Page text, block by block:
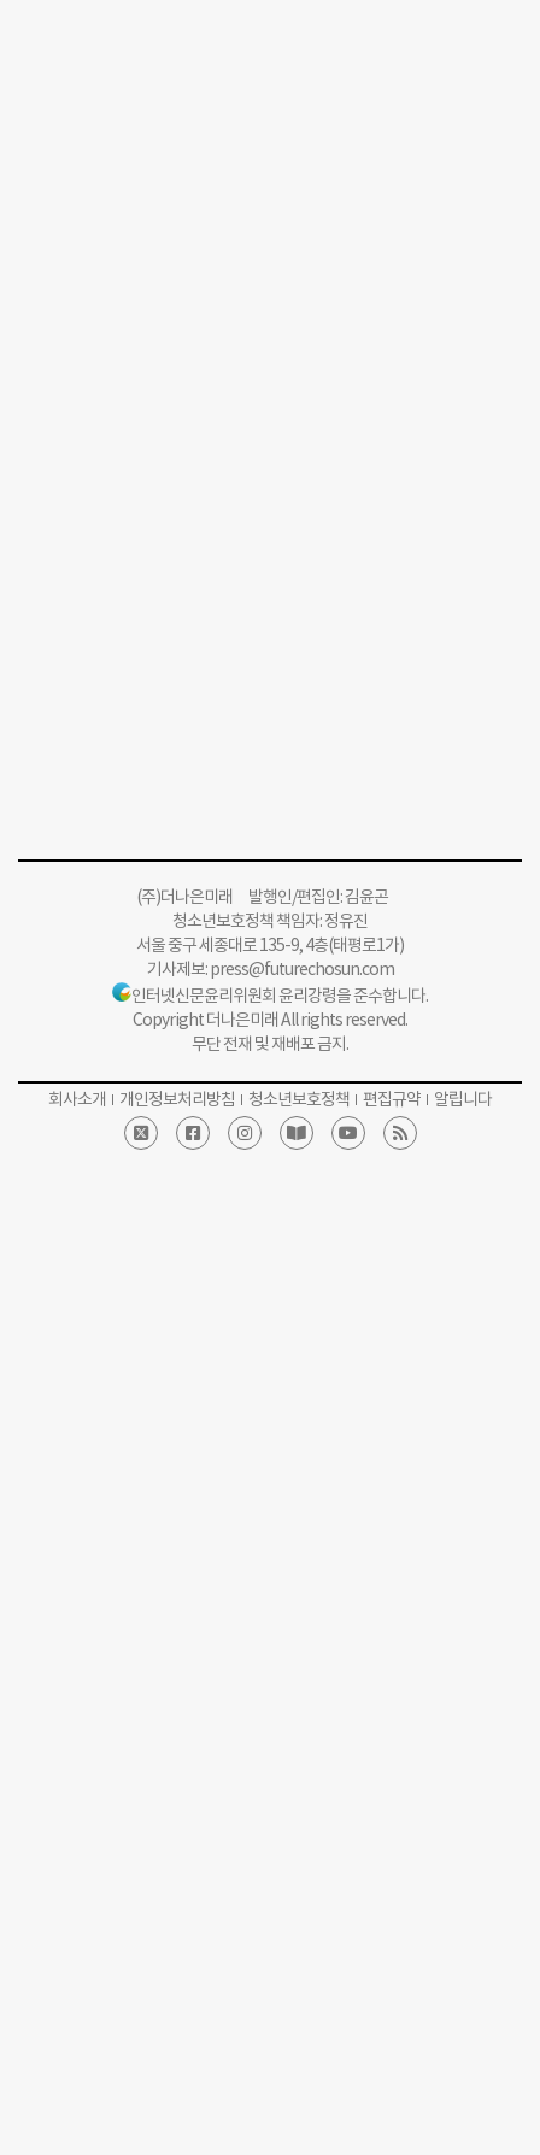
(주)더나은미래 발행인/편집인: 김윤곤
청소년보호정책 책임자: 정유진
서울 중구 세종대로 135-9, 4층(태평로1가)
기사제보:press@futurechosun.com
인터넷신문윤리위원회 윤리강령을 준수합니다.
Copyright 더나은미래 All rights reserved.
무단 전재 및 재배포 금지.
회사소개 개인정보처리방침 청소년보호정책 편집규약 알립니다